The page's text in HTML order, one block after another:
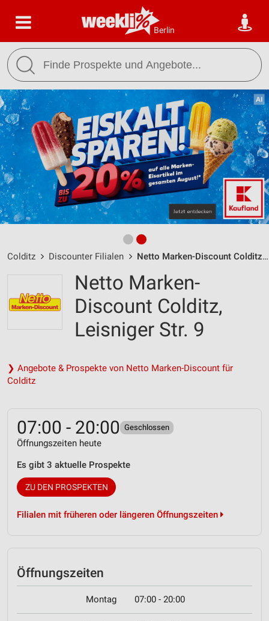
Berlin
Colditz Discounter Filialen Netto Marken-Discount Colditz / Leisniger Str. 9 - Öffnungszeiten & Adresse
Netto Marken-
Discount Colditz,
Leisniger Str. 9
❯ Angebote & Prospekte von Netto Marken-Discount für
Colditz
07:00 - 20:00 Geschlossen
Öffnungszeiten heute
Es gibt 3 aktuelle Prospekte
ZU DEN PROSPEKTEN
Filialen mit früheren oder längeren Öffnungszeiten
Öffnungszeiten
Montag 07:00 - 20:00